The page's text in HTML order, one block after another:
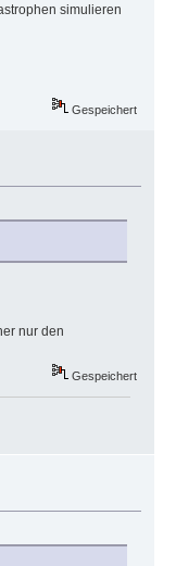
simulieren
Gespeichert
nur den
Gespeichert